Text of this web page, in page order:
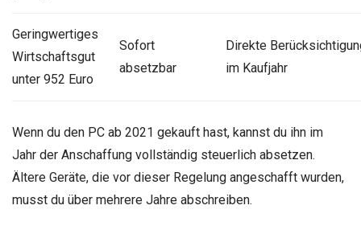
Geringwertiges
Wirtschaftsgut
unter 952 Euro
Sofort
absetzbar
Direkte
im Kaufjahr
Wenn du den PC ab 2021 gekauft hast, kannst du ihn im
Jahr der Anschaffung vollständig steuerlich absetzen.
Ältere Geräte, die vor dieser Regelung angeschafft wurden,
musst du über mehrere Jahre abschreiben.